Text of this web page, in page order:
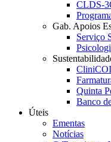
CLDS-
Gab. Apoios
Serviço
CliniCOI
Quinta
Banco
Úteis
Ementas
Notícias